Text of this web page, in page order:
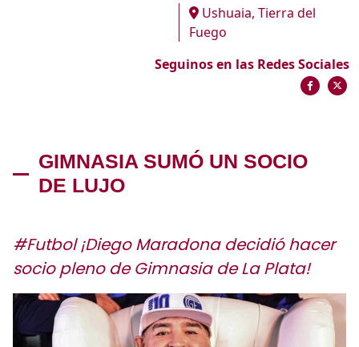
Ushuaia, Tierra del
Fuego
Seguinos en las Redes Sociales
GIMNASIA SUMÓ UN SOCIO
DE LUJO
#Futbol ¡Diego Maradona decidió hacer
socio pleno de Gimnasia de La Plata!